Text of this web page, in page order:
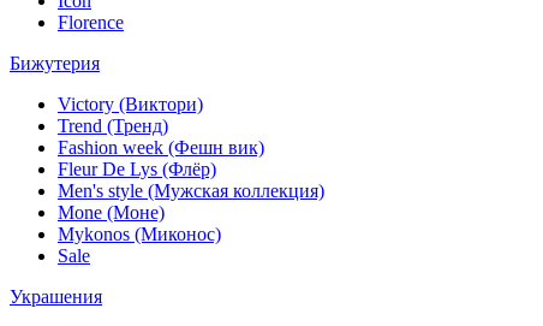
Florence
Бижутерия
Victory (Виктори)
Trend (Тренд)
Fashion week (Фешн вик)
Fleur De Lys (Флёр)
Men's style (Мужская коллекция)
Mone (Моне)
Mykonos (Миконос)
Sale
Украшения